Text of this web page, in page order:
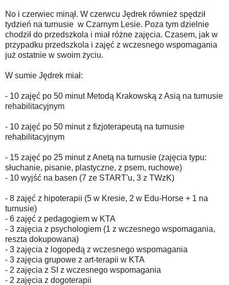
No i czerwiec minął. W czerwcu Jędrek również spędził
tydzień na turnusie w Czarnym Lesie. Poza tym dzielnie
chodził do przedszkola i miał różne zajęcia. Czasem, jak w
przypadku przedszkola i zajęć z wczesnego wspomagania
już ostatnie w swoim życiu.
W sumie Jędrek miał:
- 10 zajęć po 50 minut Metodą Krakowską z Asią na turnusie
rehabilitacyjnym
- 10 zajęć po 50 minut z fizjoterapeutą na turnusie
rehabilitacyjnym
- 15 zajęć po 25 minut z Anetą na turnusie (zajęcia typu:
słuchanie, pisanie, plastyczne, z psem, ruchowe)
- 10 wyjść na basen (7 ze START'u, 3 z TWzK)
- 8 zajęć z hipoterapii (5 w Kresie, 2 w Edu-Horse + 1 na
turnusie)
- 6 zajęć z pedagogiem w KTA
- 3 zajęcia z psychologiem (1 z wczesnego wspomagania,
reszta dokupowana)
- 3 zajęcia z logopedą z wczesnego wspomagania
- 3 zajęcia grupowe z art-terapii w KTA
- 2 zajęcia z SI z wczesnego wspomagania
- 2 zajęcia z dogoterapii